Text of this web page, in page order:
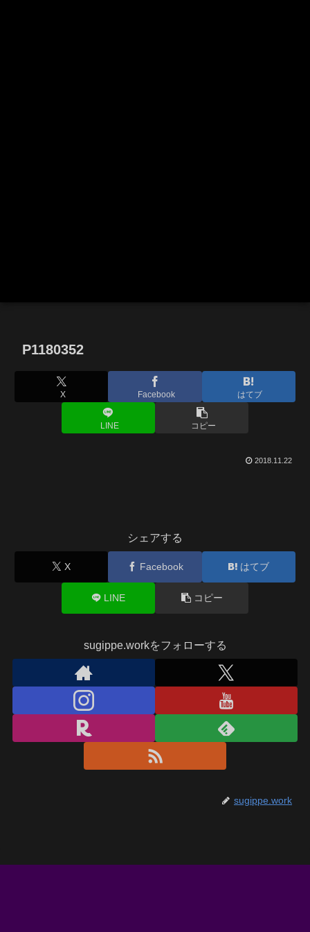
P1180352
X Facebook はてブ
LINE コピー
2018.11.22
シェアする
X Facebook はてブ
LINE コピー
sugippe.workをフォローする
sugippe.work